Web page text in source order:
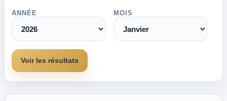
ANNÉE MOIS
Voir les résultats